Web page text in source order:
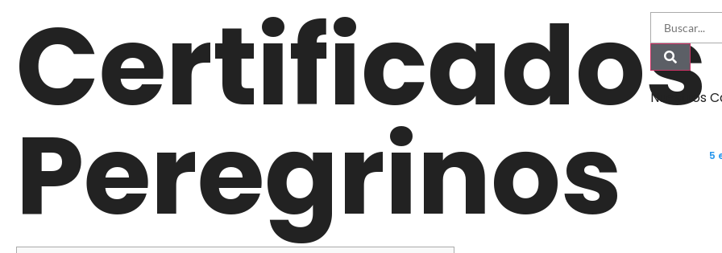
Certificados
Peregrinos
Nuestros
5